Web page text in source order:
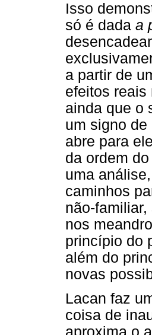
Isso
só é dada a
a partir de
efeitos reais
ainda que o
um signo
abre para
da ordem
uma
caminhos
não-
nos
princípio do
além do
novas
Lacan faz
coisa de